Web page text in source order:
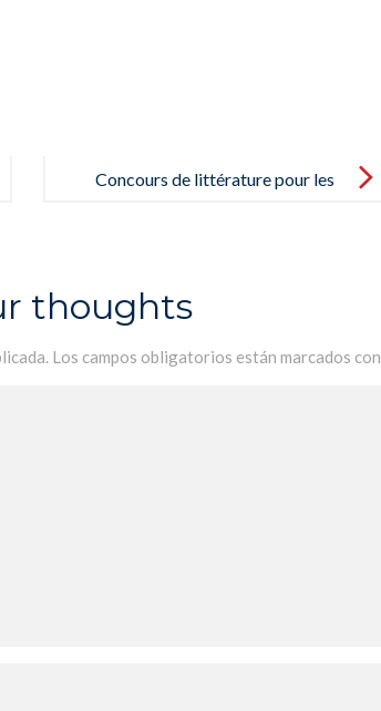
Concours de littérature pour les
thoughts
Los campos obligatorios están marcados con